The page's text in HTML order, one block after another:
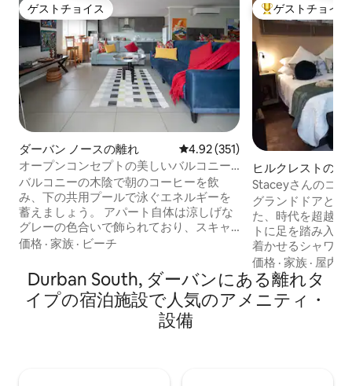
ゲストチョイス
ゲストチョイス
ダーバン ノースの離れ レビュー351件、5つ星中4.92つ
4.92 (351)
オープンコンセプトの美しいバルコニー
から海が見えます
バルコニーの木陰で朝のコーヒーを飲
み、下の共用プールで泳ぐエネルギーを
蓄えましょう。 アパート自体は涼しげな
グレーの色合いで飾られており、スキャ
ッタークッションと興味深いアート作品
古いヒョウの木陰にある素敵なベランダ
付きのユニット全体。 素晴らしいフルサ
イズのキッチン。 素敵な海の景色。広い
バスルーム。 快適なベッド。ソファーベ
ッド。 専用玄関。プール。 スイミングプ
価格 · 家族 · ビーチ
大好評のゲスト
ゲストチョイス
ヒルクレストの離
Staceyさんのコ
トメント
グランドドアと美
た、時代を超越し
トに足を踏み入
着かせるシャワー
大きさの豪華なデ
り、お気に入り
り、制限のない
穏やかな眠りに
価格 ·家族 · 屋内
Durban South, ダーバンにある離れタ
イプの宿泊施設で人気のアメニティ・
設備